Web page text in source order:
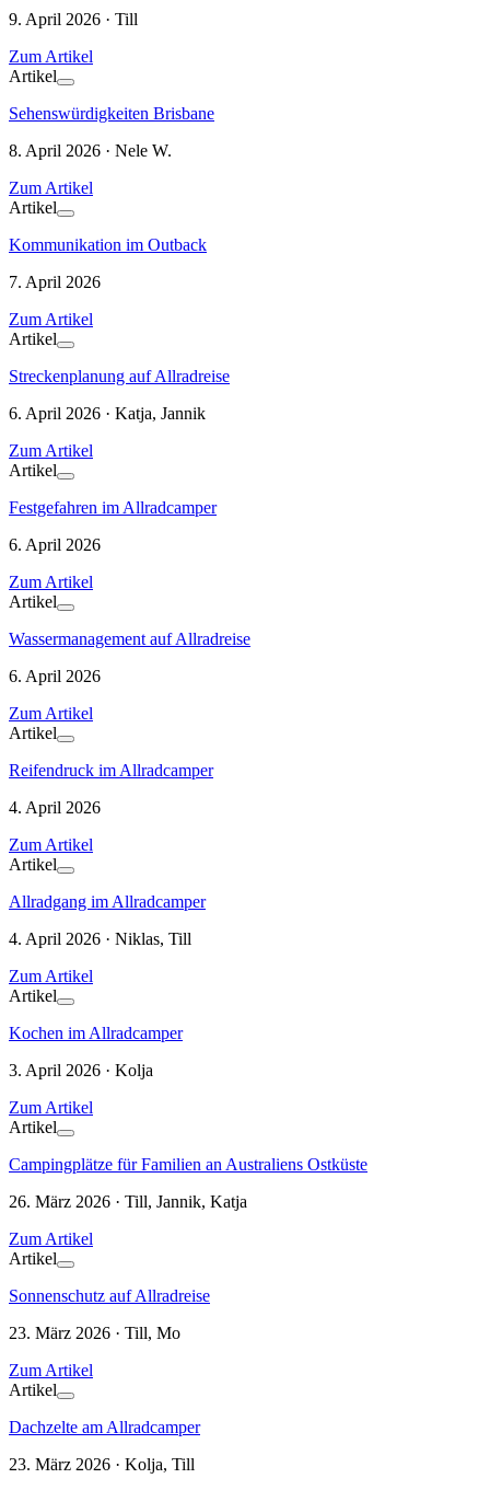
9. April 2026 · Till
Zum Artikel
Artikel
Sehenswürdigkeiten Brisbane
8. April 2026 · Nele W.
Zum Artikel
Artikel
Kommunikation im Outback
7. April 2026
Zum Artikel
Artikel
Streckenplanung auf Allradreise
6. April 2026 · Katja, Jannik
Zum Artikel
Artikel
Festgefahren im Allradcamper
6. April 2026
Zum Artikel
Artikel
Wassermanagement auf Allradreise
6. April 2026
Zum Artikel
Artikel
Reifendruck im Allradcamper
4. April 2026
Zum Artikel
Artikel
Allradgang im Allradcamper
4. April 2026 · Niklas, Till
Zum Artikel
Artikel
Kochen im Allradcamper
3. April 2026 · Kolja
Zum Artikel
Artikel
Campingplätze für Familien an Australiens Ostküste
26. März 2026 · Till, Jannik, Katja
Zum Artikel
Artikel
Sonnenschutz auf Allradreise
23. März 2026 · Till, Mo
Zum Artikel
Artikel
Dachzelte am Allradcamper
23. März 2026 · Kolja, Till